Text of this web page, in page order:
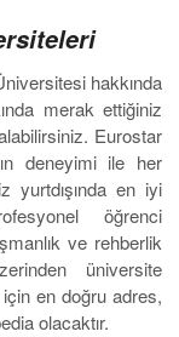
hakkında
merak ettiğiniz
Eurostar
deneyimi ile her
yurtdışında en iyi
öğrenci
ve rehberlik
üniversite
en doğru adres,
olacaktır.